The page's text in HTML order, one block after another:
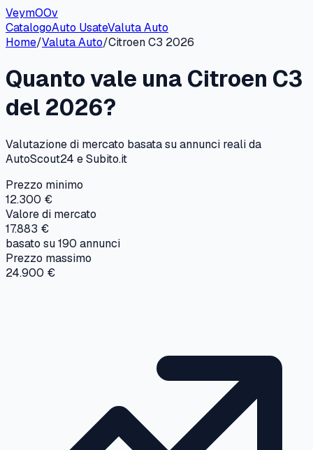
VeymOOv
CatalogoAuto UsateValuta Auto
Home/Valuta Auto/CitroenC3 2026
Quanto vale una Citroen C3
del 2026?
Valutazione di mercato basata su annunci reali da
AutoScout24 e Subito.it
Prezzo minimo
12.300 €
Valore di mercato
17.883 €
basato su190 annunci
Prezzo massimo
24.900 €